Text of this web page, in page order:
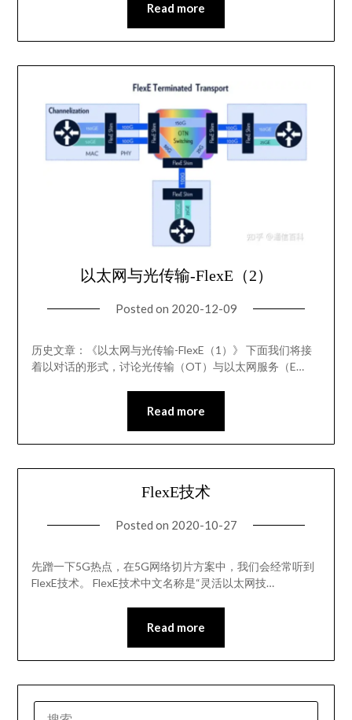
Read more
以太网与光传输-FlexE（2）
Posted on 2020-12-09
历史文章：《以太网与光传输-FlexE（1）》 下面我们将接
着以对话的形式，讨论光传输（OT）与以太网服务（E…
Read more
FlexE技术
Posted on 2020-10-27
先蹭一下5G热点，在5G网络切片方案中，我们会经常听到
FlexE技术。 FlexE技术中文名称是“灵活以太网技…
Read more